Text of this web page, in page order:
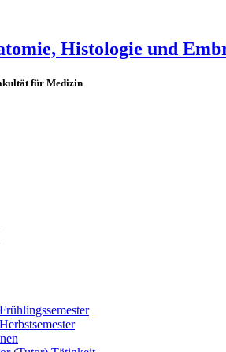
Histologie und
für Medizin